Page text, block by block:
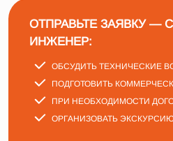
ОТПРАВЬТЕ ЗАЯВКУ —
ИНЖЕНЕР:
ОБСУДИТЬ ТЕХНИЧЕСКИЕ
ПОДГОТОВИТЬ
ПРИ НЕОБХОДИМОСТИ
ОРГАНИЗОВАТЬ